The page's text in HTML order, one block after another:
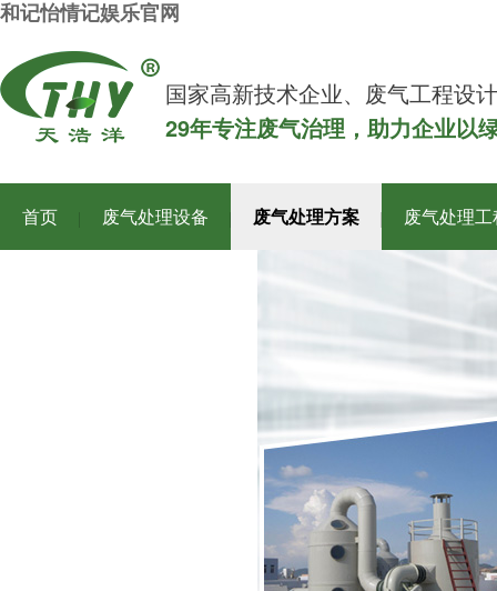
和记怡情记娱乐官网
国家高新技术企业、废气工程设
29年专注废气治理，助力企业以
首页 废气处理设备 废气处理方案 废气处理